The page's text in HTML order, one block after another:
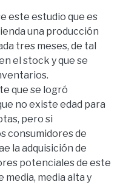
este estudio que es
una producción
tres meses, de tal
el stock y que se
que se logró
no existe edad para
pero si
consumidores de
la adquisición de
potenciales de este
media, media alta y